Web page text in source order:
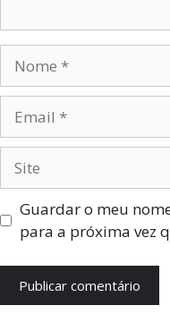
Guardar o meu
para a próxima vez